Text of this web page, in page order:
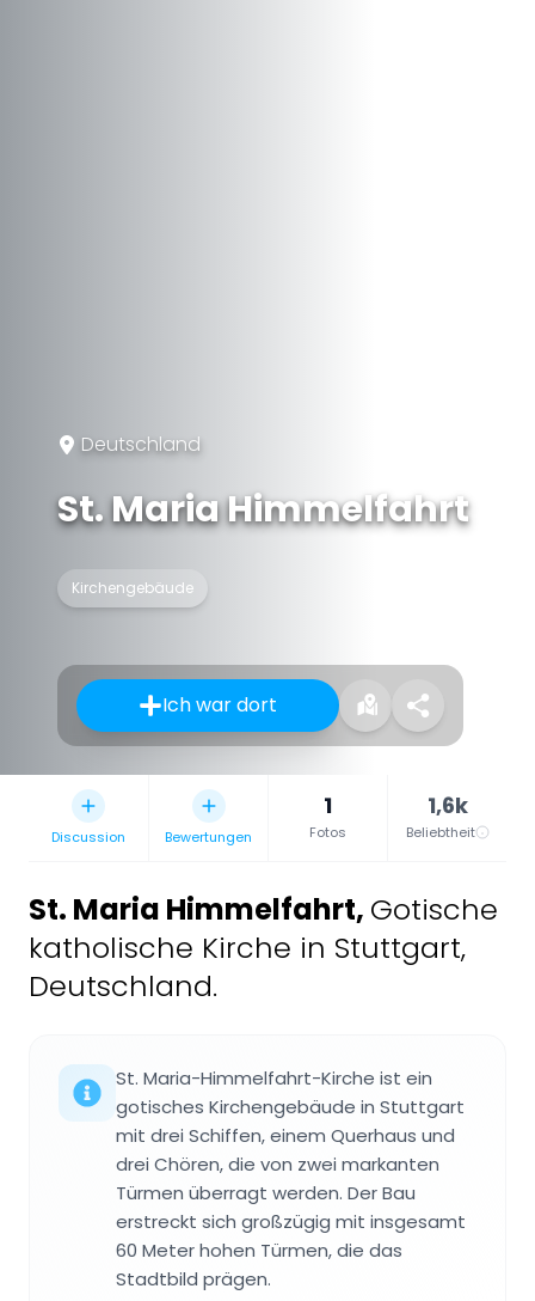
Deutschland
St. Maria Himmelfahrt
Kirchengebäude
Ich war dort
Discussion Bewertungen
1
Fotos
1,6k
Beliebtheit
St. Maria Himmelfahrt, Gotische
katholische Kirche in Stuttgart,
Deutschland.
St. Maria-Himmelfahrt-Kirche ist ein
gotisches Kirchengebäude in Stuttgart
mit drei Schiffen, einem Querhaus und
drei Chören, die von zwei markanten
Türmen überragt werden. Der Bau
erstreckt sich großzügig mit insgesamt
60 Meter hohen Türmen, die das
Stadtbild prägen.